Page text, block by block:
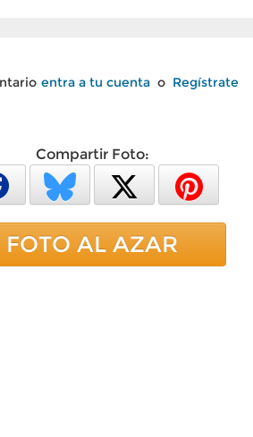
entra a tu cuenta o Regístrate
Compartir Foto:
FOTO AL AZAR